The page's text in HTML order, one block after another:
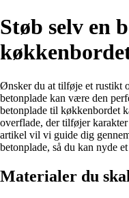
Støb selv en
Ønsker du at tilføje et rustikt
betonplade kan være den
betonplade til køkkenbordet
overflade, der tilføjer
artikel vil vi guide dig
betonplade, så du kan nyde
Materialer du